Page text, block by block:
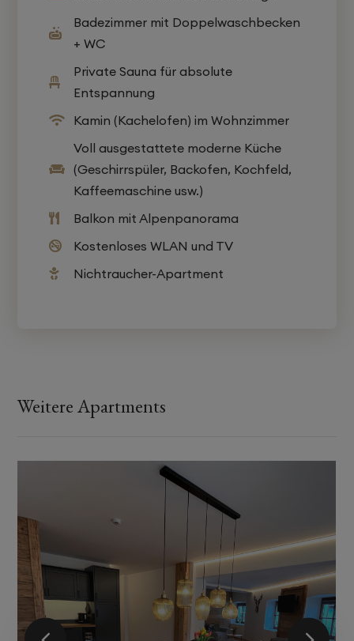

Badezimmer mit Doppelwaschbecken
+ WC

Private Sauna für absolute
Entspannung
 Kamin (Kachelofen) im Wohnzimmer

Voll ausgestattete moderne Küche
(Geschirrspüler, Backofen, Kochfeld,
Kaffeemaschine usw.)
 Balkon mit Alpenpanorama
 Kostenloses WLAN und TV
 Nichtraucher-Apartment
Weitere Apartments